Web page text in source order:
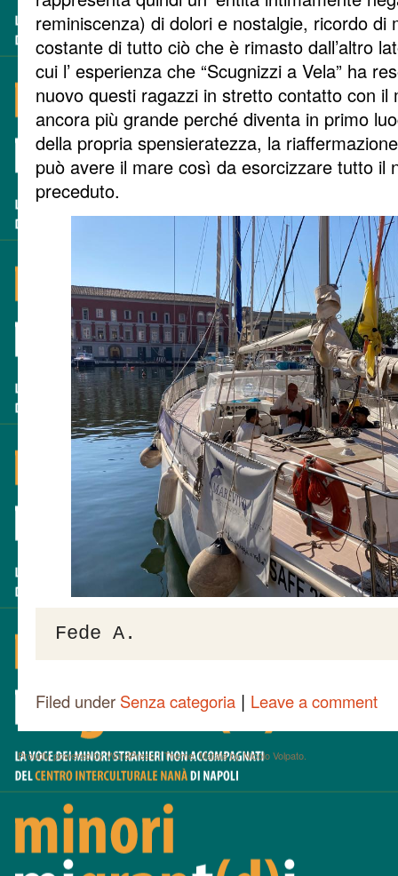
reminiscenza) di dolori e nostalgie, ricordo di
costante di tutto ciò che è rimasto dall’altro
cui l’ esperienza che “Scugnizzi a Vela” ha
nuovo questi ragazzi in stretto contatto con il
ancora più grande perché diventa in primo
della propria spensieratezza, la
può avere il mare così da esorcizzare tutto il
preceduto.
Fede A.
Filed under Senza categoria | Leave a comment
Proudly powered by WordPress|Theme: Matala byNicolo Volpato.